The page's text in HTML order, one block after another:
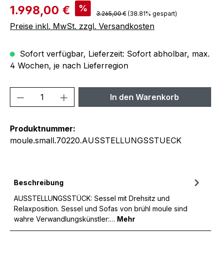
Verkaufspreis:
1.998,00 € % Regulärer Preis:
3.265,00 € (38.81% gespart)
Preise inkl. MwSt. zzgl. Versandkosten
Sofort verfügbar, Lieferzeit: Sofort abholbar, max.
4 Wochen, je nach Lieferregion
Produkt Anzahl: Gib denIn den Warenkorb
Produktnummer:
moule.small.70220.AUSSTELLUNGSSTUECK
Beschreibung
AUSSTELLUNGSSTÜCK: Sessel mit Drehsitz und
Relaxposition. Sessel und Sofas von brühl moule sind
wahre Verwandlungskünstler:… Mehr